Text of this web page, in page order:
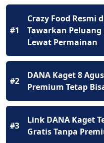
#1
Crazy Food Resmi
Tawarkan
Lewat Permainan
#2
DANA Kaget 8
Premium Tetap
#3
Link DANA Kaget
Gratis Tanpa